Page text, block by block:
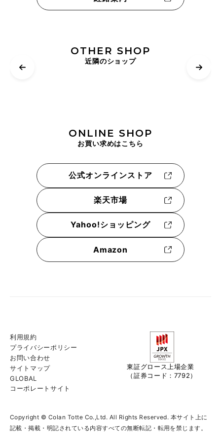
OTHER SHOP
近隣のショップ
ONLINE SHOP
お買い求めはこちら
公式オンラインストア
楽天市場
Yahoo!ショッピング
Amazon
利用規約
プライバシーポリシー
お問い合わせ
サイトマップ
GLOBAL
コーポレートサイト
東証グロース上場企業
（証券コード：7792）
Copyright © Colan Totte Co.,Ltd. All Rights Reserved. 本サイト上に
記載・掲載・明記されている内容すべての無断転記・転用を禁じます。